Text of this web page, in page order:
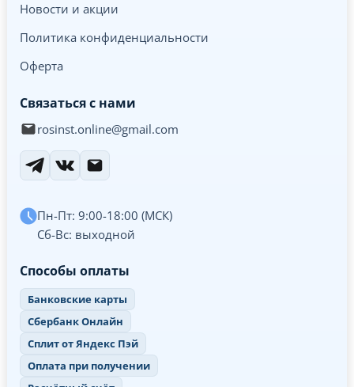
Новости и акции
Политика конфиденциальности
Оферта
Связаться с нами
rosinst.online@gmail.com
Пн-Пт: 9:00-18:00 (МСК)
Сб-Вс: выходной
Способы оплаты
Банковские карты
Сбербанк Онлайн
Сплит от Яндекс Пэй
Оплата при получении